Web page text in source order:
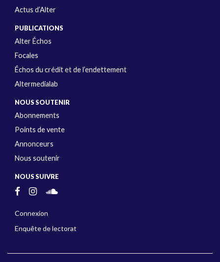
Actus d’Alter
PUBLICATIONS
Alter Échos
Focales
Échos du crédit et de l’endettement
Altermedialab
NOUS SOUTENIR
Abonnements
Points de vente
Annonceurs
Nous soutenir
NOUS SUIVRE
Connexion
Enquête de lectorat